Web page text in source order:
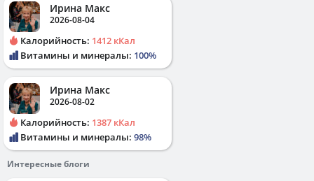
Ирина Макс
2026-08-04
Калорийность: 1412 кКал
Витамины и минералы: 100%
Ирина Макс
2026-08-02
Калорийность: 1387 кКал
Витамины и минералы: 98%
Интересные блоги